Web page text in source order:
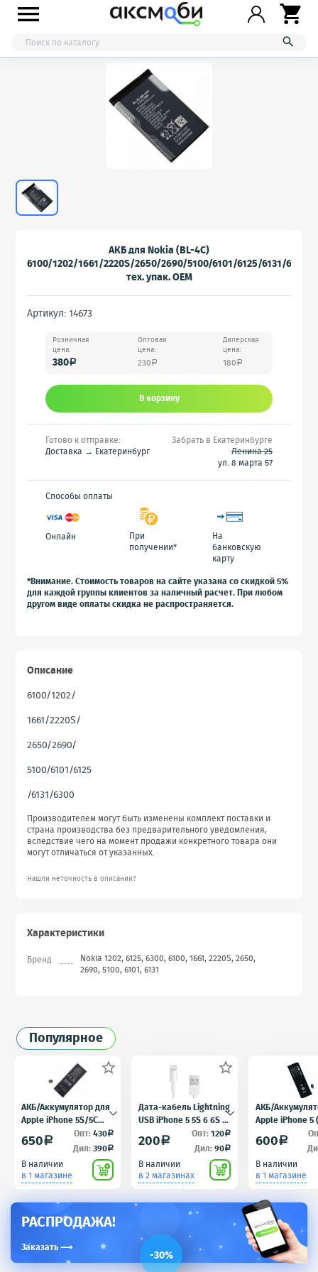



АКБ для Nokia (BL-4C)
6100/1202/1661/2220S/2650/2690/5100/6101/6125/6131/6300
тех. упак. OEM
Артикул: 14673
Розничная
цена:
380a
Оптовая
цена:
230 a
Дилерская
цена:
180 a
В корзину
Готово к отправке:
Доставка → Екатеринбург
Забрать в Екатеринбурге
Ленина 25
ул. 8 марта 57
Способы оплаты
Онлайн
При
получении*
На
банковскую
карту
*Внимание. Стоимость товаров на сайте указана со скидкой 5%
для каждой группы клиентов за наличный расчет. При любом
другом виде оплаты скидка не распространяется.
Описание
6100/1202/
1661/2220S/
2650/2690/
5100/6101/6125
/6131/6300
Производителем могут быть изменены комплект поставки и
страна производства без предварительного уведомления,
вследствие чего на момент продажи конкретного товара они
могут отличаться от указанных.
Нашли неточность в описании?
Характеристики
Бренд
Nokia 1202, 6125, 6300, 6100, 1661, 2220S, 2650,
2690, 5100, 6101, 6131
Популярное

АКБ/Аккумулятор для
Apple iPhone 5S/5C
(Айфон 5C/5Ц) тех.
упак. OEM
650a Опт:430a
Дил:390a
В наличии
в 1 магазине

Дата-кабель Lightning
USB iPhone 5 5S 6 6S 7
для iPad 4 iPad mini
iPad Air - AA
200a Опт:120a
Дил:90a
В наличии
в 2 магазинах
АКБ/
Apple iPhone
5) тех.
600a
В наличии
в 1 магазине
РАСПРОДАЖА!
Заказать⟶
-30%